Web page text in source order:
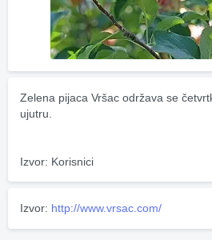
Zelena pijaca Vršac održava se
ujutru.
Izvor: Korisnici
Izvor: http://www.vrsac.com/